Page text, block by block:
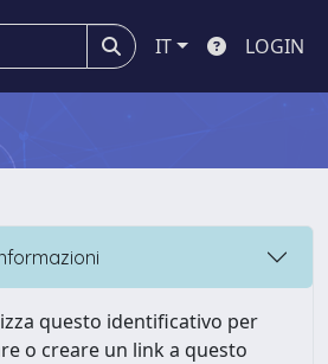
IT LOGIN
questo identificativo per
o creare un link a questo